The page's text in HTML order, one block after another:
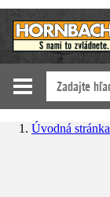
Úvodná stránka